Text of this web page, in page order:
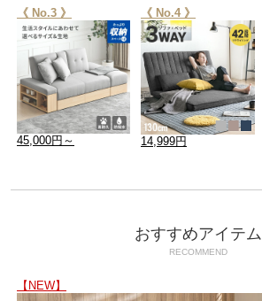
《 No.3 》
45,000円～
《 No.4 》
14,999円
おすすめアイテム
RECOMMEND
【NEW】